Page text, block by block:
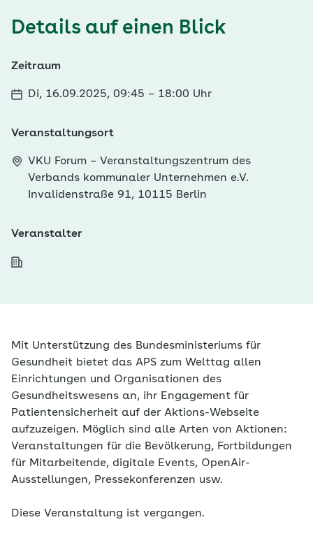
Details auf einen Blick
Zeitraum
Di, 16.09.2025, 09:45 – 18:00 Uhr
Veranstaltungsort
VKU Forum – Veranstaltungszentrum des
Verbands kommunaler Unternehmen e.V.
Invalidenstraße 91, 10115 Berlin
Veranstalter
Mit Unterstützung des Bundesministeriums für
Gesundheit bietet das APS zum Welttag allen
Einrichtungen und Organisationen des
Gesundheitswesens an, ihr Engagement für
Patientensicherheit auf der Aktions-Webseite
aufzuzeigen. Möglich sind alle Arten von Aktionen:
Veranstaltungen für die Bevölkerung, Fortbildungen
für Mitarbeitende, digitale Events, OpenAir-
Ausstellungen, Pressekonferenzen usw.
Diese Veranstaltung ist vergangen.